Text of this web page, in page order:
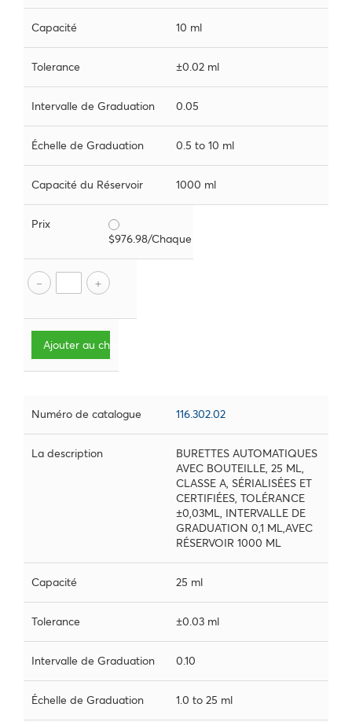
Capacité 10 ml
Tolerance ±0.02 ml
Intervalle de Graduation 0.05
Échelle de Graduation 0.5 to 10 ml
Capacité du Réservoir 1000 ml
Prix
$976.98/Chaque
Ajouter au chariot
Numéro de catalogue 116.302.02
La description
BURETTES AUTOMATIQUES
AVEC BOUTEILLE, 25 ML,
CLASSE A, SÉRIALISÉES ET
CERTIFIÉES, TOLÉRANCE
±0,03ML, INTERVALLE DE
GRADUATION 0,1 ML,AVEC
RÉSERVOIR 1000 ML
Capacité 25 ml
Tolerance ±0.03 ml
Intervalle de Graduation 0.10
Échelle de Graduation 1.0 to 25 ml